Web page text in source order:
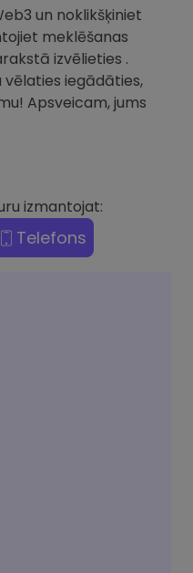
un noklikšķiniet
meklēšanas
izvēlieties .
vēlaties iegādāties,
Apsveicam, jums
izmantojat:
Telefons